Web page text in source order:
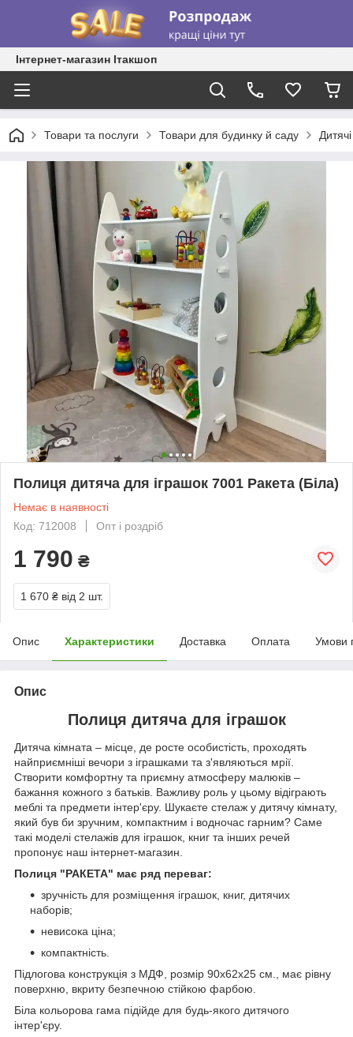
Інтернет-магазин Ітакшоп
Товари та послуги Товари для будинку й саду
Полиця дитяча для іграшок 7001 Ракета (Біла)
Немає в наявності
Код: 712008
Опт і роздріб
1 790 ₴
1 670 ₴ від 2 шт.
Опис Характеристики Доставка Оплата Умови
Опис
Полиця дитяча для іграшок
Дитяча кімната – місце, де росте особистість, проходять
найприємніші вечори з іграшками та з'являються мрії.
Створити комфортну та приємну атмосферу малюків –
бажання кожного з батьків. Важливу роль у цьому відіграють
меблі та предмети інтер'єру. Шукаєте стелаж у дитячу кімнату,
який був би зручним, компактним і водночас гарним? Саме
такі моделі стелажів для іграшок, книг та інших речей
пропонує наш інтернет-магазин.
Полиця "РАКЕТА" має ряд переваг:
зручність для розміщення іграшок, книг, дитячих
наборів;
невисока ціна;
компактність.
Підлогова конструкція з МДФ, розмір 90х62х25 см., має рівну
поверхню, вкриту безпечною стійкою фарбою.
Біла кольорова гама підійде для будь-якого дитячого
інтер'єру.